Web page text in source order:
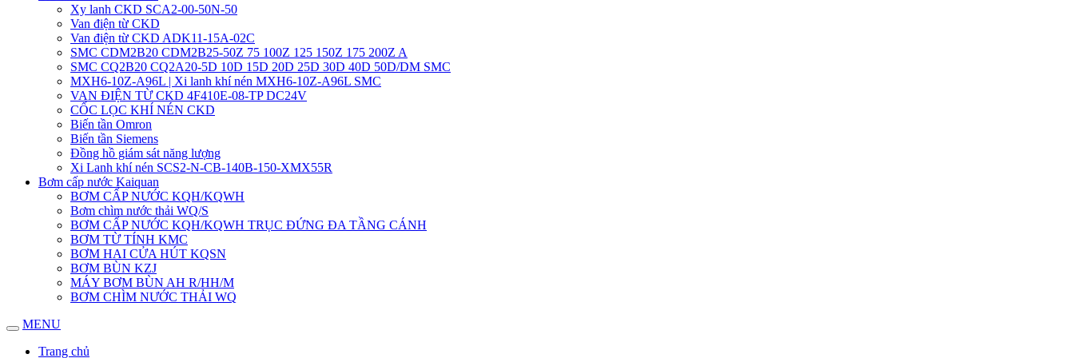
Xy lanh CKD SCA2-00-50N-50
Van điện từ CKD
Van điện từ CKD ADK11-15A-02C
SMC CDM2B20 CDM2B25-50Z 75 100Z 125 150Z 175 200Z A
SMC CQ2B20 CQ2A20-5D 10D 15D 20D 25D 30D 40D 50D/DM SMC
MXH6-10Z-A96L | Xi lanh khí nén MXH6-10Z-A96L SMC
VAN ĐIỆN TỪ CKD 4F410E-08-TP DC24V
CỐC LỌC KHÍ NÉN CKD
Biến tần Omron
Biến tần Siemens
Đồng hồ giám sát năng lượng
Xi Lanh khí nén SCS2-N-CB-140B-150-XMX55R
Bơm cấp nước Kaiquan
BƠM CẤP NƯỚC KQH/KQWH
Bơm chìm nước thải WQ/S
BƠM CẤP NƯỚC KQH/KQWH TRỤC ĐỨNG ĐA TẦNG CÁNH
BƠM TỪ TÍNH KMC
BƠM HAI CỬA HÚT KQSN
BƠM BÙN KZJ
MÁY BƠM BÙN AH R/HH/M
BƠM CHÌM NƯỚC THẢI WQ
MENU
Trang chủ